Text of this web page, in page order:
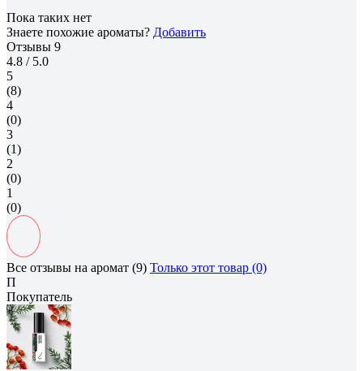
Пока таких нет
Знаете похожие ароматы? Добавить
Отзывы 9
4.8 / 5.0
5
(8)
4
(0)
3
(1)
2
(0)
1
(0)
Все отзывы на аромат (9) Только этот товар (0)
П
Покупатель